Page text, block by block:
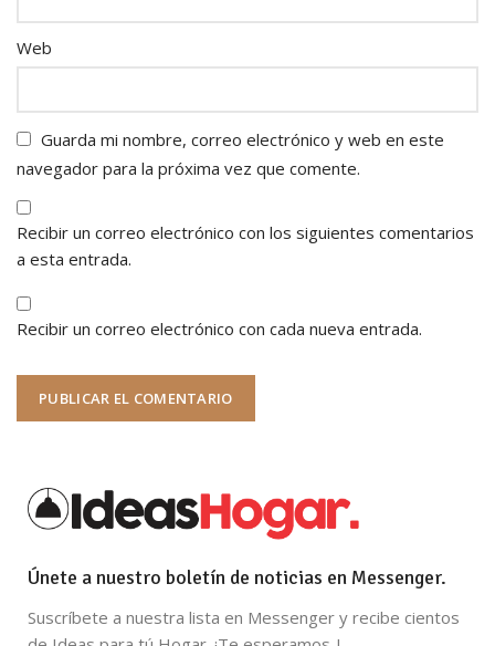
Web
Guarda mi nombre, correo electrónico y web en este
navegador para la próxima vez que comente.
Recibir un correo electrónico con los siguientes comentarios
a esta entrada.
Recibir un correo electrónico con cada nueva entrada.
Únete a nuestro boletín de noticias en Messenger.
Suscríbete a nuestra lista en Messenger y recibe cientos